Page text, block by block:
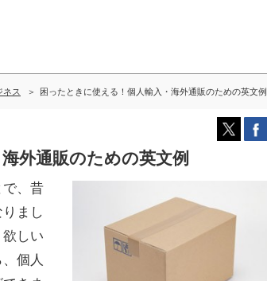
ネス 困ったときに使える！個人輸入・海外通販のための英文例
外通販のための英文例
、昔
まし
しい
個人